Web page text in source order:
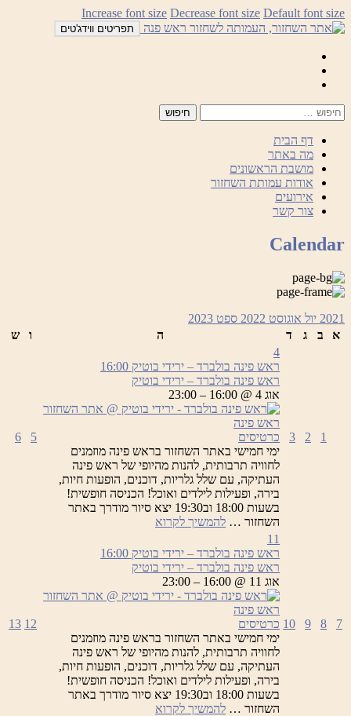
לדלג
לתוכן
Increase font size Decrease font size Default font size
תפריטים ווידג'טים
דף הבית
מה באתר
מושבת הראשונים
אודות עמותת השחזור
אירועים
צור קשר
Calendar
2021 יול אוגוסט 2022 ספט 2023
א
ב ג ד ה ו ש
1
2
3
4
ראש פינה בולברד – ירידי בוטיק 16:00
ראש פינה בולברד – ירידי בוטיק
אוג 4 @ 16:00 – 23:00
כרטיסים
ימי חמישי באתר השחזור בראש פינה מוזמנים
לחוויה תרבותית, להנות מהיופי של ראש פינה
העתיקה, עם שלל גלריות, דוכנים, הופעות חיות,
בירה, ופעילות לילדים ואוכל! הכניסה חופשית!
בשעות 18:00 וב19:30 יצא סיור מודרך באתר
השחזור … להמשיך לקרוא
בולברד
–
ירידי
בוטיק
5
6
7
8
9
10
11
ראש פינה בולברד – ירידי בוטיק 16:00
ראש פינה בולברד – ירידי בוטיק
אוג 11 @ 16:00 – 23:00
כרטיסים
ימי חמישי באתר השחזור בראש פינה מוזמנים
לחוויה תרבותית, להנות מהיופי של ראש פינה
העתיקה, עם שלל גלריות, דוכנים, הופעות חיות,
בירה, ופעילות לילדים ואוכל! הכניסה חופשית!
בשעות 18:00 וב19:30 יצא סיור מודרך באתר
השחזור … להמשיך לקרוא
12
13